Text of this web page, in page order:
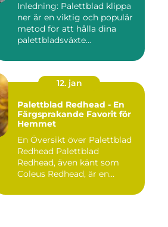
Inledning: Palettblad klippa
ner är en viktig och populär
metod för att hålla dina
palettbladsväxte...
12. jan
Palettblad Redhead - En
Färgsprakande Favorit för
Hemmet
En Översikt över Palettblad
Redhead Palettblad
Redhead, även känt som
Coleus Redhead, är en